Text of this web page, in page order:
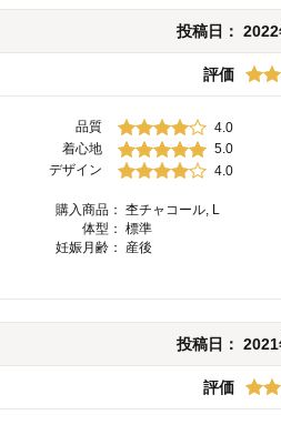
投稿日： 2022
評価
品質
4.0
着心地
5.0
デザイン
4.0
購入商品： 杢チャコール, L
体型： 標準
妊娠月齢：
産後
投稿日： 2021
評価